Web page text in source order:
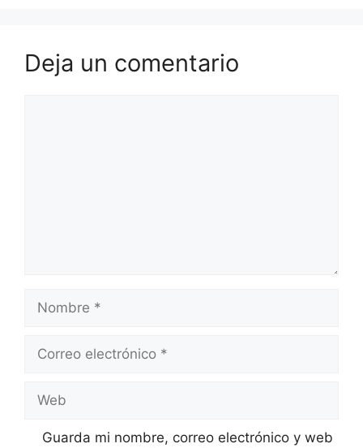
Deja un comentario
Nombre
Correo
Web
Guarda mi nombre, correo electrónico y web